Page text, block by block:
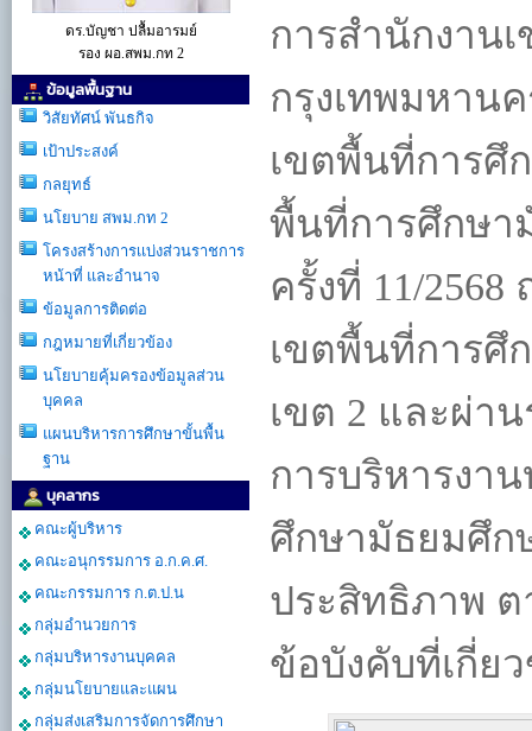
ดร.บัญชา ปลื้มอารมย์
รอง ผอ.สพม.กท 2
ข้อมูลพื้นฐาน
วิสัยทัศน์ พันธกิจ
เป้าประสงค์
กลยุทธ์
นโยบาย สพม.กท 2
โครงสร้างการเเบ่งส่วนราชการ
หน้าที่ และอำนาจ
ข้อมูลการติดต่อ
กฎหมายที่เกี่ยวข้อง
นโยบายคุ้มครองข้อมูลส่วน
บุคคล
แผนบริหารการศึกษาขั้นพื้น
ฐาน
บุคลากร
คณะผู้บริหาร
คณะอนุกรรมการ อ.ก.ค.ศ.
คณะกรรมการ ก.ต.ป.น
กลุ่มอำนวยการ
กลุ่มบริหารงานบุคคล
กลุ่มนโยบายและแผน
กลุ่มส่งเสริมการจัดการศึกษา
การสำนักงาน
กรุงเทพมหาน
เขตพื้นที่การศึ
พื้นที่การศึกษา
ครั้งที่ 11/
เขตพื้นที่การศึ
เขต 2 และผ่าน
การบริหารงา
ศึกษามัธยมศึก
ประสิทธิภาพ ต
ข้อบังคับที่เกี่ย